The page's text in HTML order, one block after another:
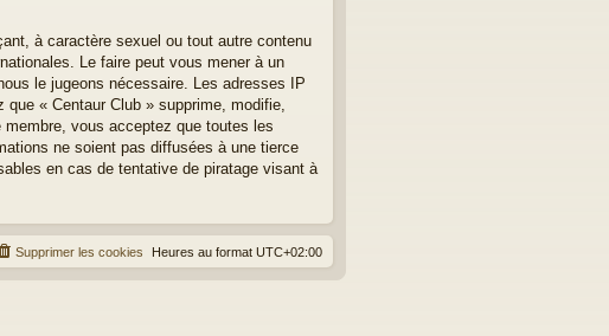
à caractère sexuel ou tout autre contenu
Le faire peut vous mener à un
le jugeons nécessaire. Les adresses IP
« Centaur Club » supprime, modifie,
vous acceptez que toutes les
ne soient pas diffusées à une tierce
en cas de tentative de piratage visant à
Heures au format UTC+02:00
Supprimer les cookies